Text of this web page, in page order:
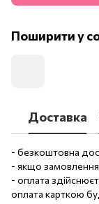
Поширити у
Доставка
- безкоштовна
- якщо
- оплата
оплата карткою